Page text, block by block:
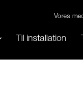
Vores
Til installation